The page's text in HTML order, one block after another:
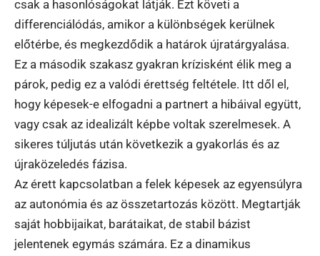
csak a hasonlóságokat látják. Ezt követi a
differenciálódás, amikor a különbségek kerülnek
előtérbe, és megkezdődik a határok újratárgyalása.
Ez a második szakasz gyakran krízisként élik meg a
párok, pedig ez a valódi érettség feltétele. Itt dől el,
hogy képesek-e elfogadni a partnert a hibáival együtt,
vagy csak az idealizált képbe voltak szerelmesek. A
sikeres túljutás után következik a gyakorlás és az
újraközeledés fázisa.
Az érett kapcsolatban a felek képesek az egyensúlyra
az autonómia és az összetartozás között. Megtartják
saját hobbijaikat, barátaikat, de stabil bázist
jelentenek egymás számára. Ez a dinamikus